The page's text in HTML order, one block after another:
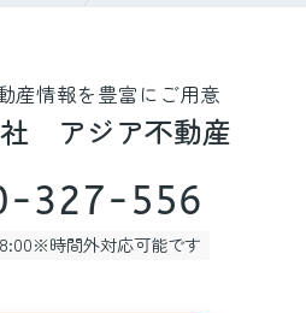
産情報を豊富にご用意
アジア不動産
327-556
時間外対応可能です